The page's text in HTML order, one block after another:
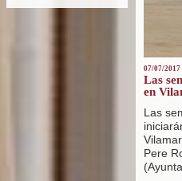
07/07/2017
Las
en
Las
Pere